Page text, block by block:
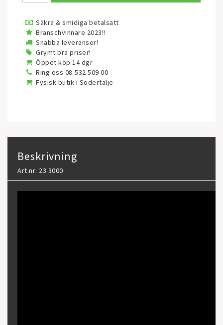
Säkra & smidiga betalsätt
Branschvinnare 2023!!
Snabba leveranser!
Grymt bra priser!
Öppet köp 14 dgr
Ring oss 08-532 509 00
Fysisk butik i Södertälje
Beskrivning
Art.nr: 23.3000